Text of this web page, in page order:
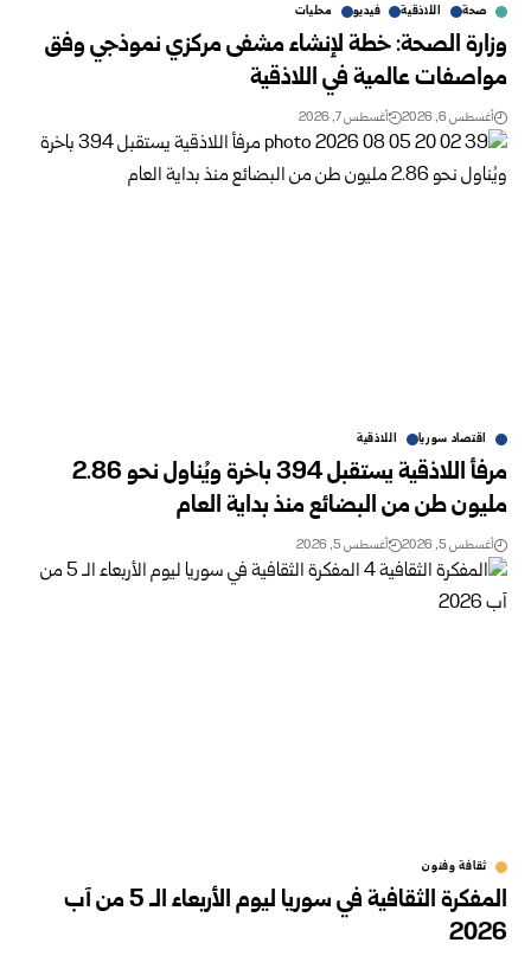
صحة اللاذقية فيديو محليات
وزارة الصحة: خطة لإنشاء مشفى مركزي نموذجي وفق
مواصفات عالمية في اللاذقية
أغسطس 6, 2026 أغسطس 7, 2026
اقتصاد سوريا اللاذقية
مرفأ اللاذقية يستقبل 394 باخرة ويُناول نحو 2.86
مليون طن من البضائع منذ بداية العام
أغسطس 5, 2026 أغسطس 5, 2026
ثقافة وفنون
المفكرة الثقافية في سوريا ليوم الأربعاء الـ 5 من آب
2026